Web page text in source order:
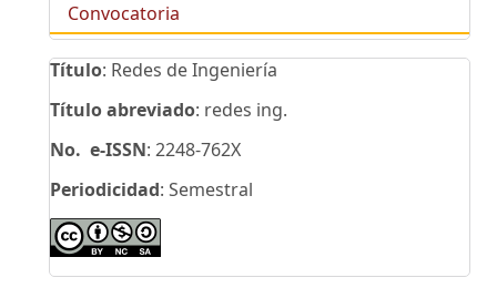
Convocatoria
Título: Redes de Ingeniería
Título abreviado: redes ing.
No. e-ISSN: 2248-762X
Periodicidad: Semestral